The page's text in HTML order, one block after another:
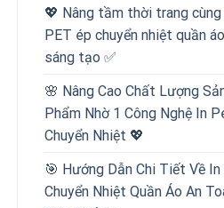
💖 Nâng tầm thời trang cùng
PET ép chuyển nhiệt quần áo
sáng tạo ✅
🌸 Nâng Cao Chất Lượng
Phẩm Nhờ 1 Công Nghệ In
Chuyển Nhiệt 💖
🎯 Hướng Dẫn Chi Tiết Về
Chuyển Nhiệt Quần Áo An